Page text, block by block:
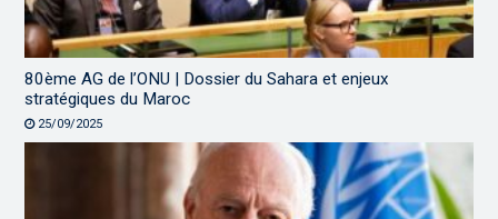
80ème AG de l’ONU | Dossier du Sahara et enjeux
stratégiques du Maroc
25/09/2025